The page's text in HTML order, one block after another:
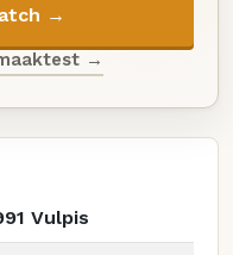
→
→
Vulpis